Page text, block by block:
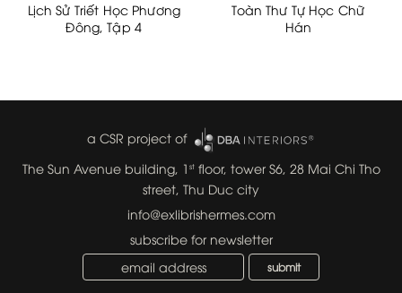
Lịch Sử Triết Học Phương
Đông, Tập 4
Toàn Thư Tự Học Chữ
Hán
a CSR project of
The Sun Avenue building, 1 stfloor, tower S6, 28 Mai Chi Tho
street, Thu Duc city
info@exlibrishermes.com
subscribe for newsletter
submit